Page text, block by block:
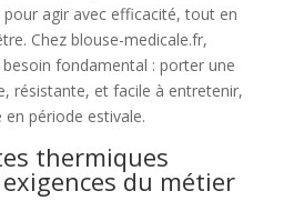
agir avec efficacité, tout en
Chez blouse-medicale.fr,
fondamental : porter une
résistante, et facile à entretenir,
période estivale.
thermiques
du métier